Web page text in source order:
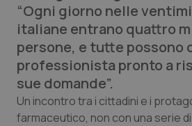
Professionisti Sanitari.AI
Abruzzo
Basilicata
Calabria
QS Pro Gold
Artrite & artrosi
Asma & BPCO
QS Club Newsletter
“Ogni giorno nelle
italiane entrano quattro
persone, e tutte possono
professionista pronto a
sue domande”.
Un incontro tra i cittadini e i
farmaceutico, non con una serie